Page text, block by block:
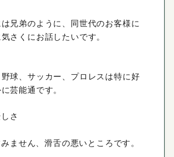
兄弟のように、同世代のお客様に
さくにお話したいです。
球、サッカー、プロレスは特に好
芸能通です。
さ
ません、滑舌の悪いところです。